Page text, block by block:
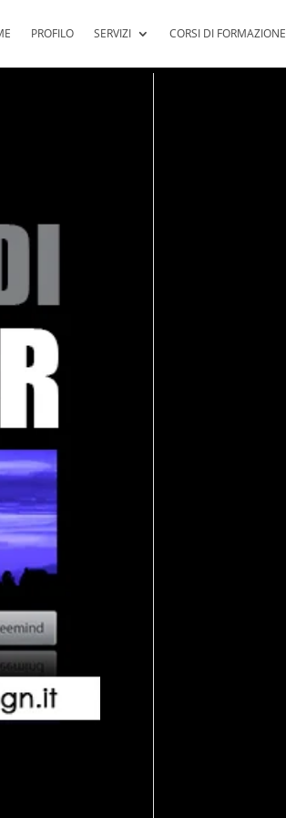
PROFILO SERVIZI CORSI DI FORMAZIONE